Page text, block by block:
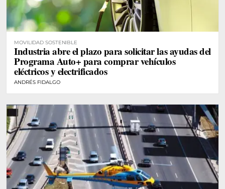
MOVILIDAD SOSTENIBLE
Industria abre el plazo para solicitar las ayudas del
Programa Auto+ para comprar vehículos
eléctricos y electrificados
ANDRÉS FIDALGO